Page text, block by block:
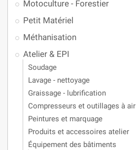
Motoculture - Forestier
Petit Matériel
Méthanisation
Atelier & EPI
Soudage
Lavage - nettoyage
Graissage - lubrification
Compresseurs et outillages à air
Peintures et marquage
Produits et accessoires atelier
Équipement des bâtiments